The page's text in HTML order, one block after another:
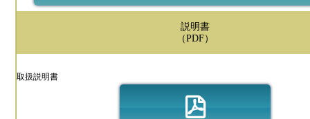
説明書
（PDF）
取扱説明書